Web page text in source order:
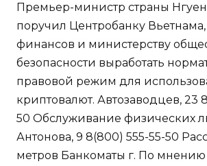
Премьер-министр страны
поручил Центробанку
финансов и министерству
безопасности выработать
правовой режим для
криптовалют. Автозаводцев, 23
50 Обслуживание физических
Антонова, 9 8(800) 555-55-50
метров Банкоматы г. По мнению